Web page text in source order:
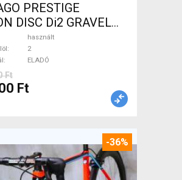
PRESTIGE
DISC Di2 GRAVEL
CX tárcsafék használt
használt
2
ELADÓ
Ft
Ft
-36%